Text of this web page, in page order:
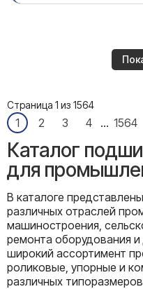
Страница 1 из 1564
1 2 3 4 ... 1564
Каталог
для
В каталоге
различных отраслей
машиностроения,
ремонта оборудования
широкий ассортимент
роликовые, упорные и
различных